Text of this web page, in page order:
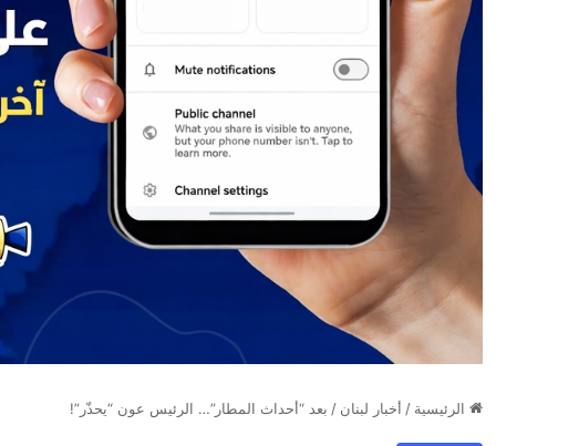
الرئيسية / أخبار لبنان / بعد “أحداث المطار”… الرئيس عون “يحذّر”!